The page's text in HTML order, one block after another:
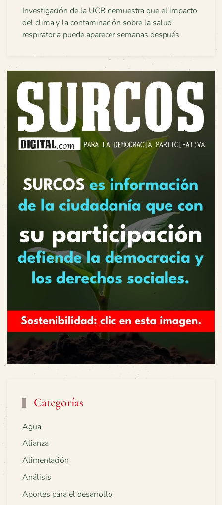
Investigación de la UCR demuestra que el impacto
del clima y la contaminación sobre la salud
respiratoria puede aparecer semanas después
Categorías
Agua
Alianza
Alimentación
Análisis
Aportes para el desarrollo